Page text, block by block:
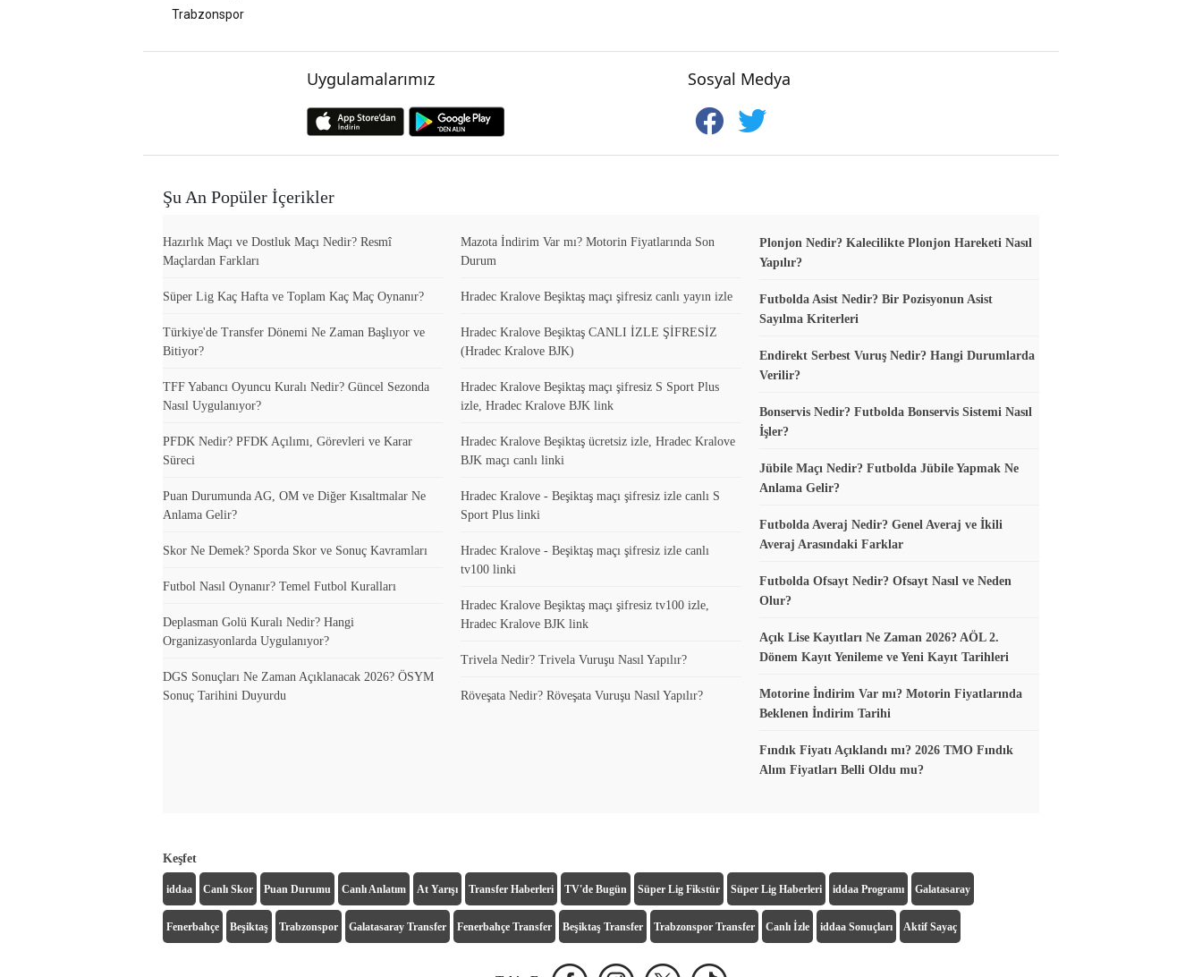
Trabzonspor
Uygulamalarımız Sosyal Medya
Şu An Popüler İçerikler
Hazırlık Maçı ve Dostluk Maçı Nedir? Resmî
Maçlardan Farkları
Süper Lig Kaç Hafta ve Toplam Kaç Maç Oynanır?
Türkiye'de Transfer Dönemi Ne Zaman Başlıyor ve
Bitiyor?
TFF Yabancı Oyuncu Kuralı Nedir? Güncel Sezonda
Nasıl Uygulanıyor?
PFDK Nedir? PFDK Açılımı, Görevleri ve Karar
Süreci
Puan Durumunda AG, OM ve Diğer Kısaltmalar Ne
Anlama Gelir?
Skor Ne Demek? Sporda Skor ve Sonuç Kavramları
Futbol Nasıl Oynanır? Temel Futbol Kuralları
Deplasman Golü Kuralı Nedir? Hangi
Organizasyonlarda Uygulanıyor?
DGS Sonuçları Ne Zaman Açıklanacak 2026? ÖSYM
Sonuç Tarihini Duyurdu
Mazota İndirim Var mı? Motorin Fiyatlarında Son
Durum
Hradec Kralove Beşiktaş maçı şifresiz canlı yayın izle
Hradec Kralove Beşiktaş CANLI İZLE ŞİFRESİZ
(Hradec Kralove BJK)
Hradec Kralove Beşiktaş maçı şifresiz S Sport Plus
izle, Hradec Kralove BJK link
Hradec Kralove Beşiktaş ücretsiz izle, Hradec Kralove
BJK maçı canlı linki
Hradec Kralove - Beşiktaş maçı şifresiz izle canlı S
Sport Plus linki
Hradec Kralove - Beşiktaş maçı şifresiz izle canlı
tv100 linki
Hradec Kralove Beşiktaş maçı şifresiz tv100 izle,
Hradec Kralove BJK link
Trivela Nedir? Trivela Vuruşu Nasıl Yapılır?
Röveşata Nedir? Röveşata Vuruşu Nasıl Yapılır?
Plonjon Nedir? Kalecilikte Plonjon Hareketi Nasıl
Yapılır?
Futbolda Asist Nedir? Bir Pozisyonun Asist
Sayılma Kriterleri
Endirekt Serbest Vuruş Nedir? Hangi Durumlarda
Verilir?
Bonservis Nedir? Futbolda Bonservis Sistemi Nasıl
İşler?
Jübile Maçı Nedir? Futbolda Jübile Yapmak Ne
Anlama Gelir?
Futbolda Averaj Nedir? Genel Averaj ve İkili
Averaj Arasındaki Farklar
Futbolda Ofsayt Nedir? Ofsayt Nasıl ve Neden
Olur?
Açık Lise Kayıtları Ne Zaman 2026? AÖL 2.
Dönem Kayıt Yenileme ve Yeni Kayıt Tarihleri
Motorine İndirim Var mı? Motorin Fiyatlarında
Beklenen İndirim Tarihi
Fındık Fiyatı Açıklandı mı? 2026 TMO Fındık
Alım Fiyatları Belli Oldu mu?
Keşfet
iddaa Canlı Skor Puan Durumu Canlı Anlatım At Yarışı Transfer Haberleri TV'de Bugün Süper Lig Fikstür Süper Lig Haberleri iddaa Programı Galatasaray
Fenerbahçe Beşiktaş Trabzonspor Galatasaray Transfer Fenerbahçe Transfer Beşiktaş Transfer Trabzonspor Transfer Canlı İzle iddaa Sonuçları Aktif Sayaç